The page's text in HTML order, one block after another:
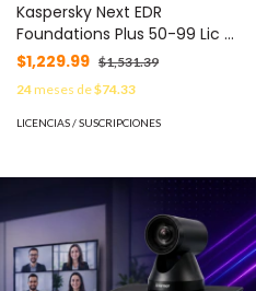
Kaspersky Next EDR
Foundations Plus 50-99 Lic 2
Años C/U KL4065ZAQD8 -
$1,229.99 $1,531.39
24meses de$74.33
LICENCIAS / SUSCRIPCIONES